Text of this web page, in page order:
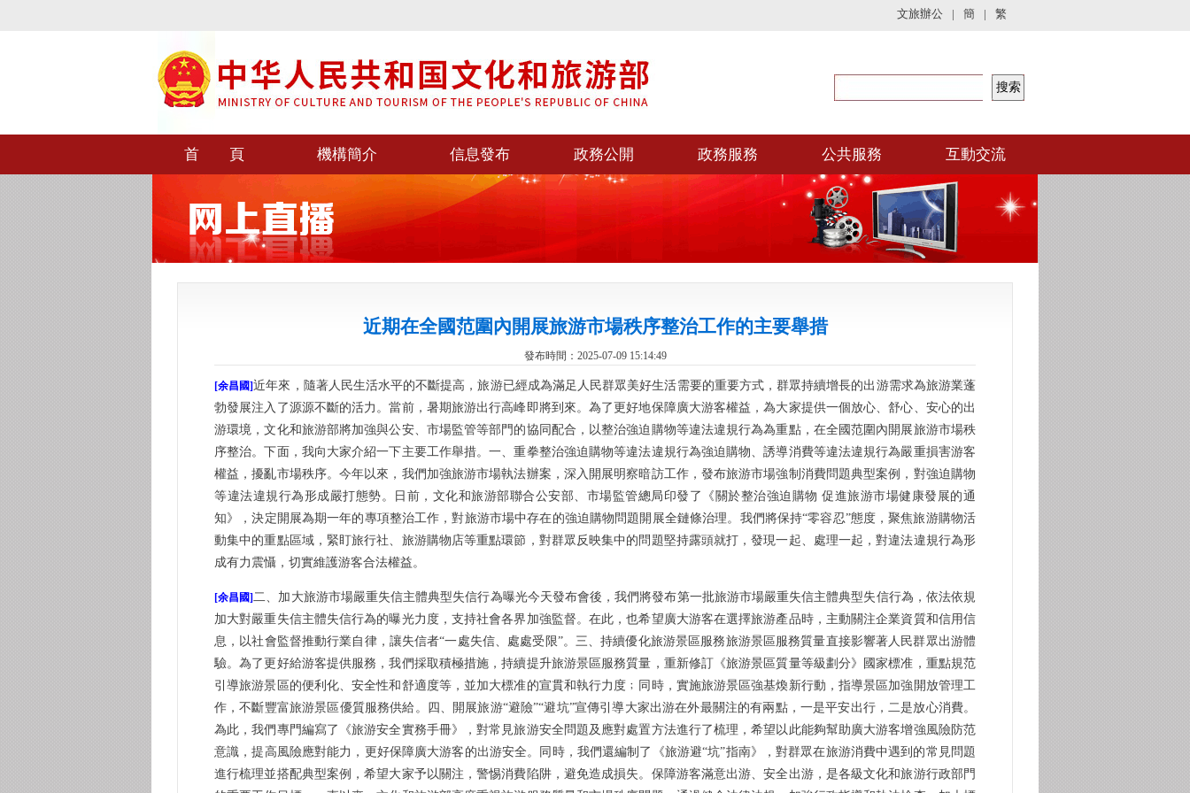
文旅辦公 | 簡 | 繁
首 頁 機構簡介 信息發布 政務公開 政務服務 公共服務 互動交流
近期在全國范圍內開展旅游市場秩序整治工作的主要舉措
發布時間：2025-07-09 15:14:49
[余昌國]近年來，隨著人民生活水平的不斷提高，旅游已經成為滿足人民群眾美好生活需要的重要方式，群眾持續增長的出游需求為旅游業蓬
勃發展注入了源源不斷的活力。當前，暑期旅游出行高峰即將到來。為了更好地保障廣大游客權益，為大家提供一個放心、舒心、安心的出
游環境，文化和旅游部將加強與公安、市場監管等部門的協同配合，以整治強迫購物等違法違規行為為重點，在全國范圍內開展旅游市場秩
序整治。下面，我向大家介紹一下主要工作舉措。一、重拳整治強迫購物等違法違規行為強迫購物、誘導消費等違法違規行為嚴重損害游客
權益，擾亂市場秩序。今年以來，我們加強旅游市場執法辦案，深入開展明察暗訪工作，發布旅游市場強制消費問題典型案例，對強迫購物
等違法違規行為形成嚴打態勢。日前，文化和旅游部聯合公安部、市場監管總局印發了《關於整治強迫購物 促進旅游市場健康發展的通
知》，決定開展為期一年的專項整治工作，對旅游市場中存在的強迫購物問題開展全鏈條治理。我們將保持“零容忍”態度，聚焦旅游購物活
動集中的重點區域，緊盯旅行社、旅游購物店等重點環節，對群眾反映集中的問題堅持露頭就打，發現一起、處理一起，對違法違規行為形
成有力震懾，切實維護游客合法權益。
[余昌國]二、加大旅游市場嚴重失信主體典型失信行為曝光今天發布會後，我們將發布第一批旅游市場嚴重失信主體典型失信行為，依法依規
加大對嚴重失信主體失信行為的曝光力度，支持社會各界加強監督。在此，也希望廣大游客在選擇旅游產品時，主動關注企業資質和信用信
息，以社會監督推動行業自律，讓失信者“一處失信、處處受限”。三、持續優化旅游景區服務旅游景區服務質量直接影響著人民群眾出游體
驗。為了更好給游客提供服務，我們採取積極措施，持續提升旅游景區服務質量，重新修訂《旅游景區質量等級劃分》國家標准，重點規范
引導旅游景區的便利化、安全性和舒適度等，並加大標准的宣貫和執行力度﹔同時，實施旅游景區強基煥新行動，指導景區加強開放管理工
作，不斷豐富旅游景區優質服務供給。四、開展旅游“避險”“避坑”宣傳引導大家出游在外最關注的有兩點，一是平安出行，二是放心消費。
為此，我們專門編寫了《旅游安全實務手冊》，對常見旅游安全問題及應對處置方法進行了梳理，希望以此能夠幫助廣大游客增強風險防范
意識，提高風險應對能力，更好保障廣大游客的出游安全。同時，我們還編制了《旅游避“坑”指南》，對群眾在旅游消費中遇到的常見問題
進行梳理並搭配典型案例，希望大家予以關注，警惕消費陷阱，避免造成損失。保障游客滿意出游、安全出游，是各級文化和旅游行政部門